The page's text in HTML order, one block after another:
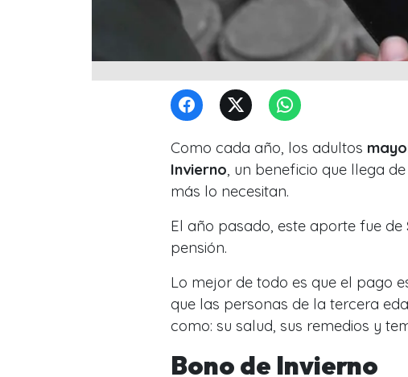
Como cada año, los adultos
Invierno , un beneficio que llega
más lo necesitan.
El año pasado, este aporte fue de
pensión.
Lo mejor de todo es que el pago
que las personas de la tercera
como: su salud, sus remedios y
Bono de Invierno